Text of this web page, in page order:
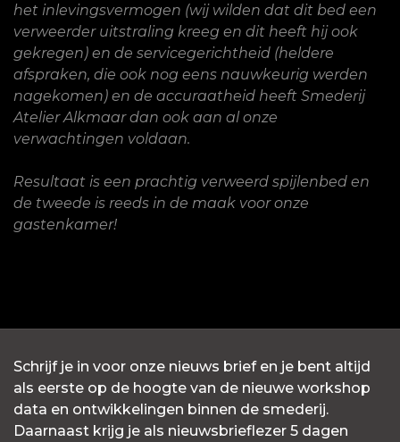
het inlevingsvermogen (wij wilden dat dit bed een
verweerder uitstraling kreeg en dit heeft hij ook
gekregen) en de servicegerichtheid (heldere
afspraken, die ook nog eens nauwkeurig werden
nagekomen) en de accuraatheid heeft Smederij
Atelier Alkmaar dan ook aan al onze
verwachtingen voldaan.
Resultaat is een prachtig verweerd spijlenbed en
de tweede is reeds in de maak voor onze
gastenkamer!
Schrijf je in voor onze nieuws brief en je bent altijd
als eerste op de hoogte van de nieuwe workshop
data en ontwikkelingen binnen de smederij.
Daarnaast krijg je als nieuwsbrieflezer 5 dagen